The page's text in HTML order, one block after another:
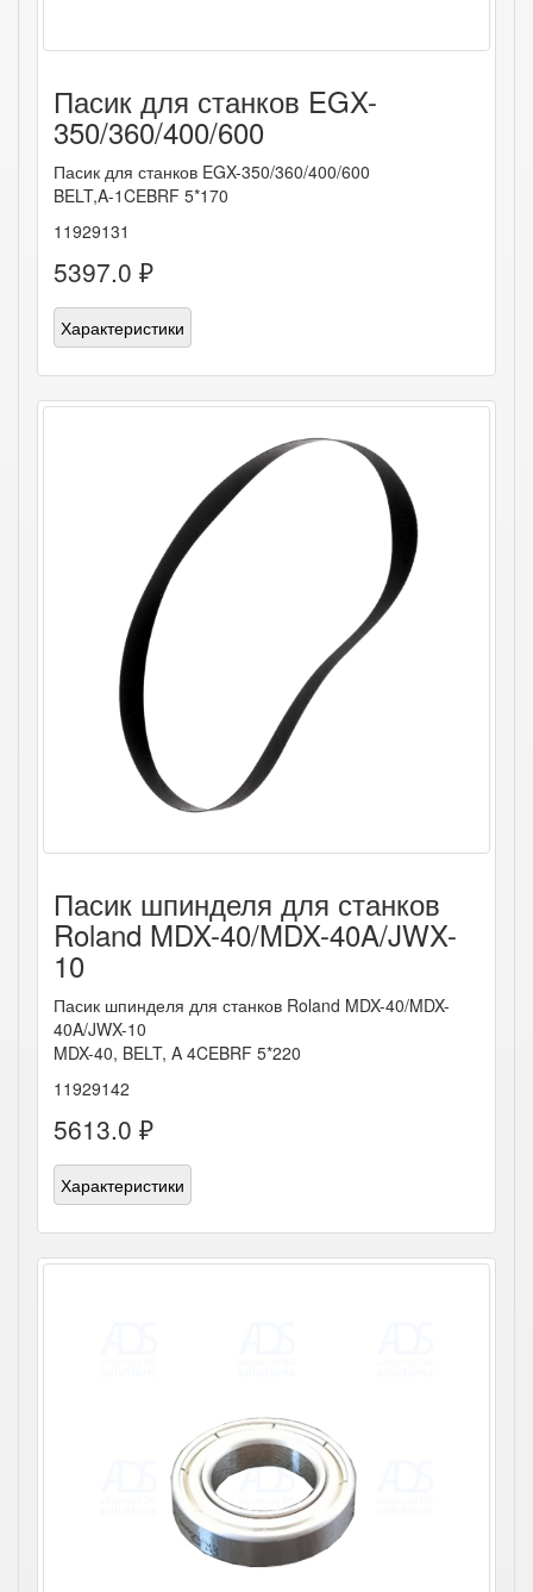
Пасик для станков EGX-
350/360/400/600
Пасик для станков EGX-350/360/400/600
BELT,A-1CEBRF 5*170
11929131
5397.0 ₽
Характеристики
Пасик шпинделя для станков
Roland MDX-40/MDX-40A/JWX-
10
Пасик шпинделя для станков Roland MDX-40/MDX-
40A/JWX-10
MDX-40, BELT, A 4CEBRF 5*220
11929142
5613.0 ₽
Характеристики